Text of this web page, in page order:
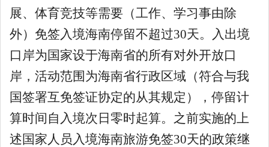
展、体育竞技等需要（工作、学习事由除
外）免签入境海南停留不超过30天。入出境
口岸为国家设于海南省的所有对外开放口
岸，活动范围为海南省行政区域（符合与我
国签署互免签证协定的从其规定），停留计
算时间自入境次日零时起算。之前实施的上
述国家人员入境海南旅游免签30天的政策继